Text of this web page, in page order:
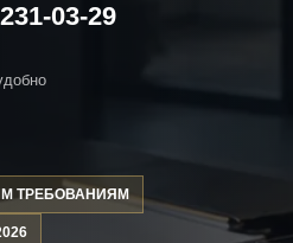
03-29
ТРЕБОВАНИЯМ